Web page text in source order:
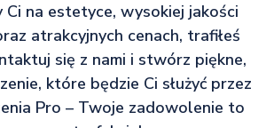
Ci na estetyce, wysokiej jakości
atrakcyjnych cenach, trafiłeś
się z nami i stwórz piękne,
które będzie Ci służyć przez
Pro – Twoje zadowolenie to